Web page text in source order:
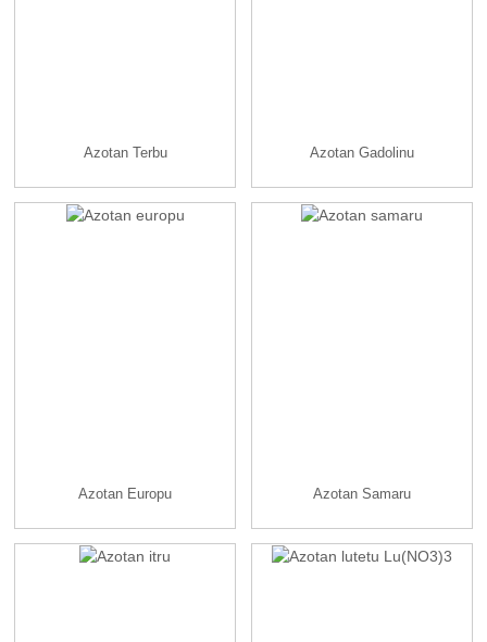
Azotan Terbu Azotan Gadolinu
Azotan Europu Azotan Samaru